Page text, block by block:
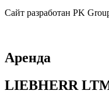
Сайт разработан PK
Аренда
LIEBHERR